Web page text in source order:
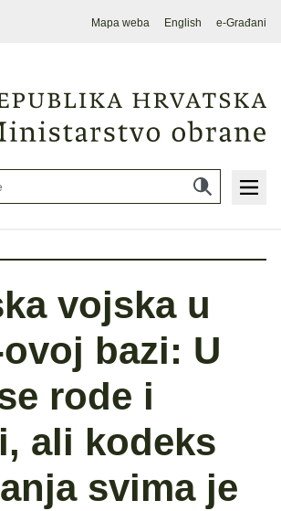
Mapa weba English e-Građani
vojska u
ovoj bazi: U
rode i
ali kodeks
svima je